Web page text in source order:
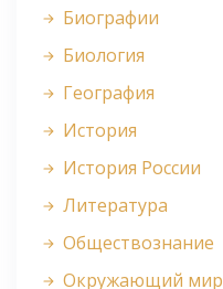
Биографии
Биология
География
История
История России
Литература
Обществознание
Окружающий мир